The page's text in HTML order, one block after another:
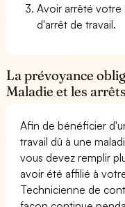
Avoir arrêté
d'arrêt de travail.
La prévoyance
Maladie et les
Afin de bénéficier
travail dû à une
vous devez remplir
avoir été affilié à
Technicienne de